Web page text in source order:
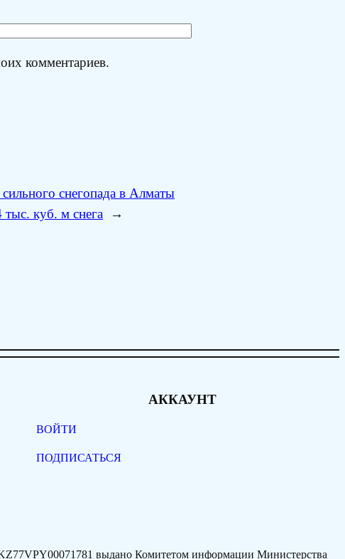
комментариев.
снегопада в Алматы
тыс. куб. м снега
→
АККАУНТ
ВОЙТИ
ПОДПИСАТЬСЯ
выдано Комитетом информации Министерства